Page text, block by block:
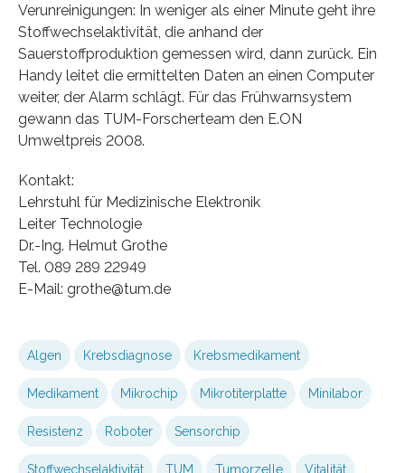
Verunreinigungen: In weniger als einer Minute geht ihre
Stoffwechselaktivität, die anhand der
Sauerstoffproduktion gemessen wird, dann zurück. Ein
Handy leitet die ermittelten Daten an einen Computer
weiter, der Alarm schlägt. Für das Frühwarnsystem
gewann das TUM-Forscherteam den E.ON
Umweltpreis 2008.
Kontakt:
Lehrstuhl für Medizinische Elektronik
Leiter Technologie
Dr.-Ing. Helmut Grothe
Tel. 089 289 22949
E-Mail: grothe@tum.de
Algen Krebsdiagnose Krebsmedikament
Medikament Mikrochip Mikrotiterplatte Minilabor
Resistenz Roboter Sensorchip
Stoffwechselaktivität TUM Tumorzelle Vitalität